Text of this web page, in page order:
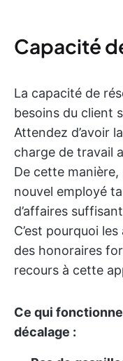
Capacité
La capacité de
besoins du client
Attendez d’avoir
charge de travail
De cette
nouvel employé
d’affaires
C’est pourquoi
des honoraires
recours à cette
Ce qui
décalage :